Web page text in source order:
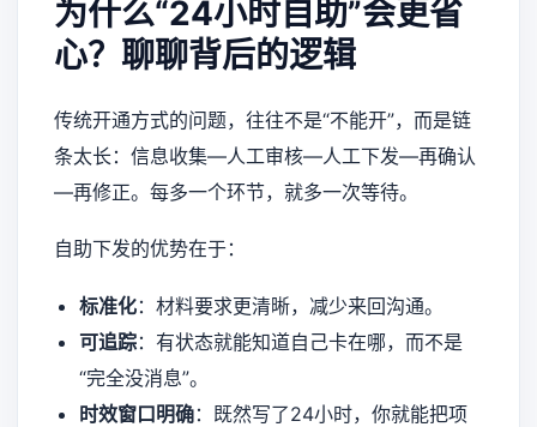
为什么“24小时自助”会更省
心？聊聊背后的逻辑
传统开通方式的问题，往往不是“不能开”，而是链
条太长：信息收集—人工审核—人工下发—再确认
—再修正。每多一个环节，就多一次等待。
自助下发的优势在于：
标准化：材料要求更清晰，减少来回沟通。
可追踪：有状态就能知道自己卡在哪，而不是
“完全没消息”。
时效窗口明确：既然写了24小时，你就能把项